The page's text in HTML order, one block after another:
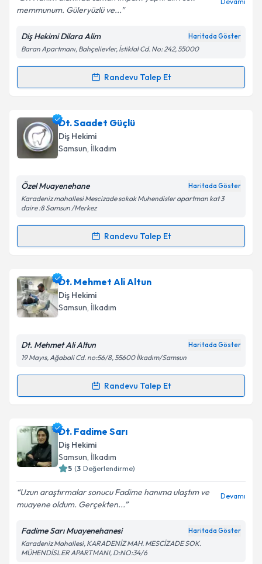
memmunum. Güleryüzlü ve...
Diş Hekimi Dilara Alim Haritada Göster
Baran Apartmanı, Bahçelievler, İstiklal Cd. No: 242, 55000
Randevu Talep Et
Randevu Takvimi Talebi
Dt. Dilara Alimiçin randevu takvimi talebi oluşturun.
Size bu uzmandan randevu almanız için bir takvim
hazırlandığında e-posta ile bilgilendireceğiz.
Kişisel verilerimin işlenmesine ilişkinAydınlatma
'ni okudum ve kişisel verilerimin belirtilen
kapsamda işlenmesini kabul ediyorum.
Takvim Talebini Gönder
Dt. Saadet Güçlü
Diş Hekimi
Samsun, İlkadım
Özel Muayenehane Haritada Göster
Karadeniz mahallesi Mescizade sokak Muhendisler apartman kat 3
daire :8 Samsun /Merkez
Randevu Talep Et
Randevu Takvimi Talebi
Dt. Saadet Güçlüiçin randevu takvimi talebi
oluşturun. Size bu uzmandan randevu almanız için bir
takvim hazırlandığında e-posta ile bilgilendireceğiz.
Kişisel verilerimin işlenmesine ilişkin
Metni'ni okudum ve kişisel verilerimin belirtilen
Takvim Talebini Gönder
Dt. Mehmet Ali Altun
Diş Hekimi
Samsun, İlkadım
Dt. Mehmet Ali Altun Haritada Göster
19 Mayıs, Ağabali Cd. no:56/8, 55600 İlkadım/Samsun
Randevu Talep Et
Randevu Takvimi Talebi
Dt. Mehmet Ali Altuniçin randevu takvimi talebi
oluşturun. Size bu uzmandan randevu almanız için bir
takvim hazırlandığında e-posta ile bilgilendireceğiz.
Kişisel verilerimin işlenmesine ilişkin
Aydınlatma
Metni'ni okudum ve kişisel verilerimin belirtilen
kapsamda işlenmesini kabul ediyorum.
Dt. Fadime Sarı
Diş Hekimi
Samsun, İlkadım
5 (3 Değerlendirme)
Uzun araştırmalar sonucu Fadime hanıma ulaştım ve
muayene oldum. Gerçekten...
Devamı
Fadime Sarı Muayenehanesi Haritada Göster
Karadeniz Mahallesi, KARADENİZ MAH. MESCİZADE SOK.
MÜHENDİSLER APARTMANI, D:NO:34/6